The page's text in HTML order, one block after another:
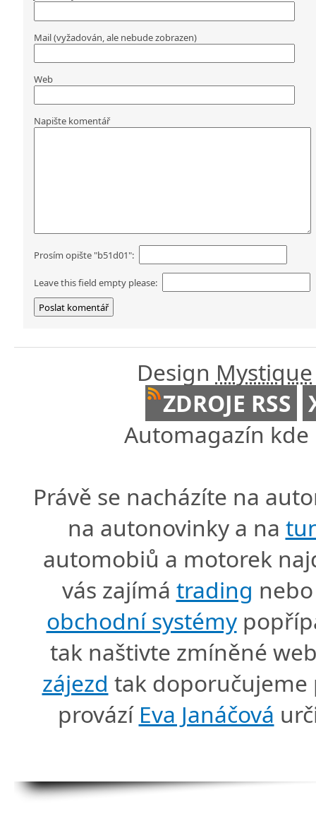
Mail (vyžadován, ale nebude zobrazen)
Web
Napište komentář
Prosím opište "b51d01":
Leave this field empty please:
Design Mystique
ZDROJE RSS
Automagazín
Právě se nacházíte na
na autonovinky a na
automobiů a motorek
vás zajímá trading
obchodní systémy
tak naštivte zmíněné
zájezd tak doporučujeme
provází Eva Janáčová